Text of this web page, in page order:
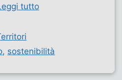
tutto
, sostenibilità